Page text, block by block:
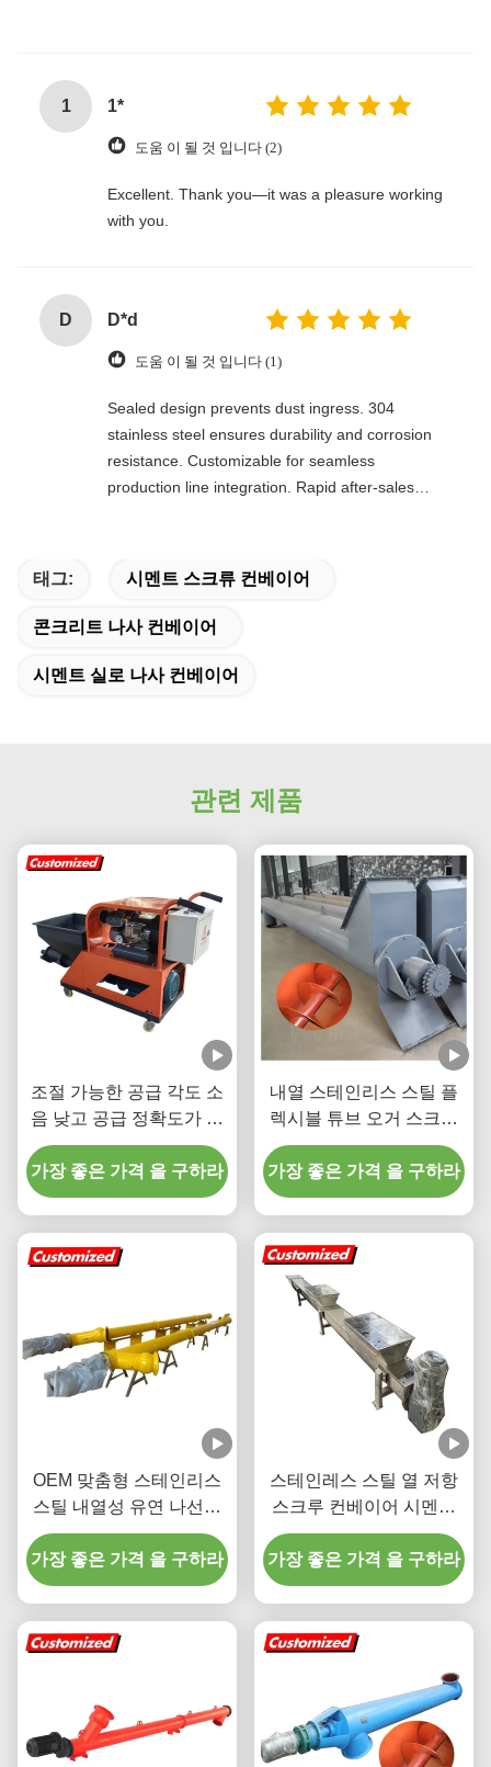
1 1*
도움 이 될 것 입니다 (2)
Excellent. Thank you—it was a pleasure working
with you.
D D*d
도움 이 될 것 입니다 (1)
Sealed design prevents dust ingress. 304
stainless steel ensures durability and corrosion
resistance. Customizable for seamless
production line integration. Rapid after-sales
태그: 시멘트 스크류 컨베이어
콘크리트 나사 컨베이어
시멘트 실로 나사 컨베이어
관련 제품
조절 가능한 공급 각도 소
음 낮고 공급 정확도가 높
은 전기 밀터 스프레이러
기계
가장 좋은 가격 을 구하라
내열 스테인리스 스틸 플
렉시블 튜브 오거 스크류
컨베이어, 시멘트 및 분말
이송용 맞춤형
가장 좋은 가격 을 구하라
OEM 맞춤형 스테인리스
스틸 내열성 유연 나선형
스크류 오거 컨베이어 (시
멘트용)
가장 좋은 가격 을 구하라
스테인레스 스틸 열 저항
스크루 컨베이어 시멘트
및 곡물 운송을 위해 사용
자 정의 길이
가장 좋은 가격 을 구하라